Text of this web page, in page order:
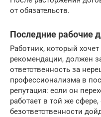
от обязательств.
Последние рабочие
Работник, который
рекомендации, должен
ответственность за
профессионализма в
репутация: если он
работает в той же сфере,
безответственности